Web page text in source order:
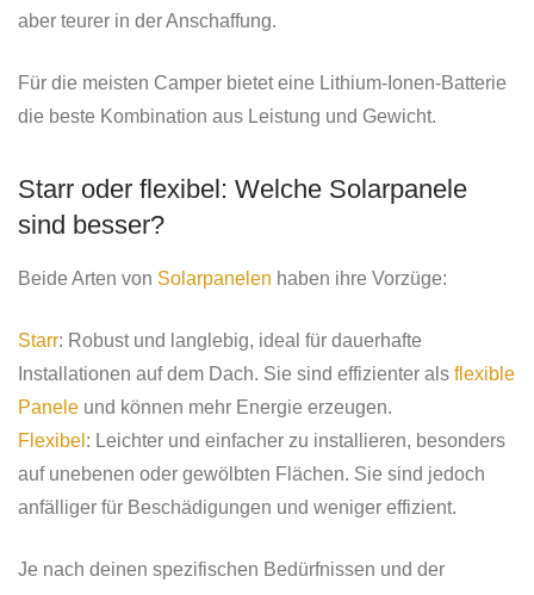
aber teurer in der Anschaffung.
Für die meisten Camper bietet eine Lithium-Ionen-Batterie
die beste Kombination aus Leistung und Gewicht.
Starr oder flexibel: Welche Solarpanele
sind besser?
Beide Arten von Solarpanelen haben ihre Vorzüge:
Starr: Robust und langlebig, ideal für dauerhafte
Installationen auf dem Dach. Sie sind effizienter als flexible
Panele und können mehr Energie erzeugen.
Flexibel : Leichter und einfacher zu installieren, besonders
auf unebenen oder gewölbten Flächen. Sie sind jedoch
anfälliger für Beschädigungen und weniger effizient.
Je nach deinen spezifischen Bedürfnissen und der